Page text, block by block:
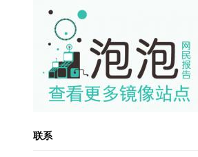
pao-pao-banner-mirror-site-
联系